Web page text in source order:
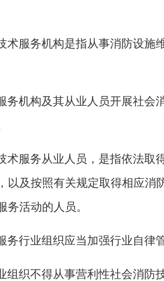
术服务机构是指从事消防设施
务机构及其从业人员开展社会
术服务从业人员，是指依法取
以及按照有关规定取得相应消
务活动的人员。
务行业组织应当加强行业自律
组织不得从事营利性社会消防